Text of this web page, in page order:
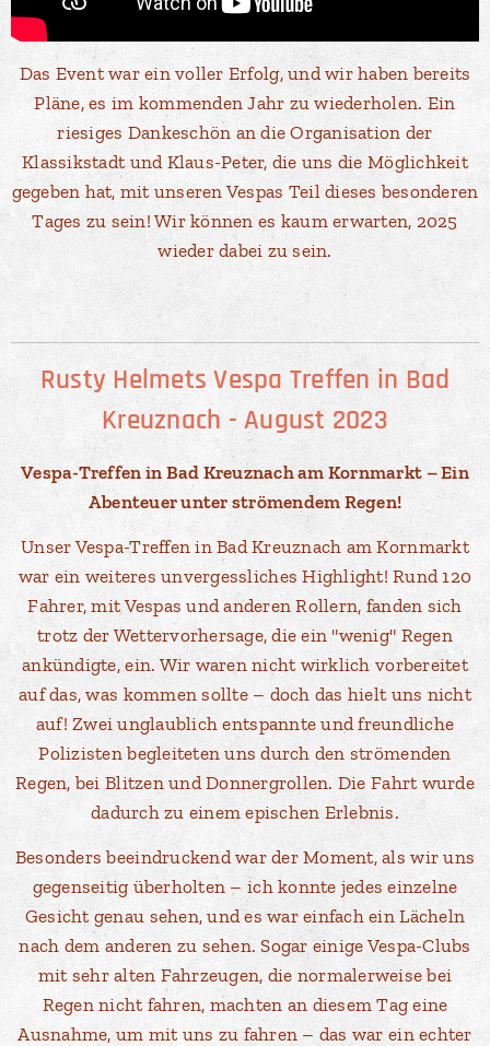
Das Event war ein voller Erfolg, und wir haben bereits
Pläne, es im kommenden Jahr zu wiederholen. Ein
riesiges Dankeschön an die Organisation der
Klassikstadt und Klaus-Peter, die uns die Möglichkeit
gegeben hat, mit unseren Vespas Teil dieses besonderen
Tages zu sein! Wir können es kaum erwarten, 2025
wieder dabei zu sein.
Rusty Helmets Vespa Treffen in Bad
Kreuznach - August 2023
Vespa-Treffen in Bad Kreuznach am Kornmarkt – Ein
Abenteuer unter strömendem Regen!
Unser Vespa-Treffen in Bad Kreuznach am Kornmarkt
war ein weiteres unvergessliches Highlight! Rund 120
Fahrer, mit Vespas und anderen Rollern, fanden sich
trotz der Wettervorhersage, die ein "wenig" Regen
ankündigte, ein. Wir waren nicht wirklich vorbereitet
auf das, was kommen sollte – doch das hielt uns nicht
auf! Zwei unglaublich entspannte und freundliche
Polizisten begleiteten uns durch den strömenden
Regen, bei Blitzen und Donnergrollen. Die Fahrt wurde
dadurch zu einem epischen Erlebnis.
Besonders beeindruckend war der Moment, als wir uns
gegenseitig überholten – ich konnte jedes einzelne
Gesicht genau sehen, und es war einfach ein Lächeln
nach dem anderen zu sehen. Sogar einige Vespa-Clubs
mit sehr alten Fahrzeugen, die normalerweise bei
Regen nicht fahren, machten an diesem Tag eine
Ausnahme, um mit uns zu fahren – das war ein echter